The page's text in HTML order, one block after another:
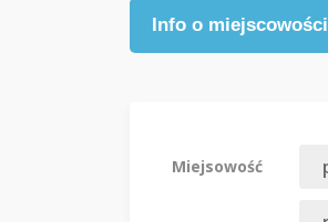
Info o miejscowości
Miejsowość